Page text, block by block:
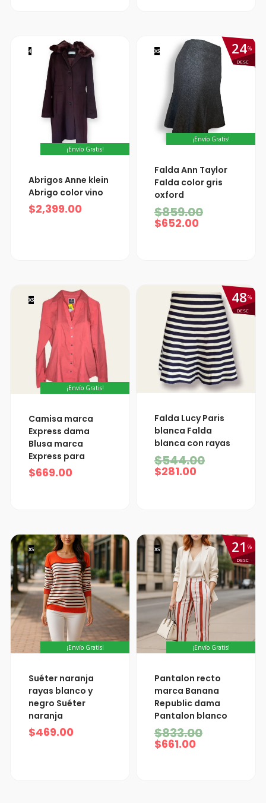
4
¡Envío Gratis!
Abrigos Anne klein
Abrigo color vino
$2,399.00
XS %
DESC
24
¡Envío Gratis!
Falda Ann Taylor
Falda color gris
oxford
$859.00
El
precio
original
$652.00
El
precio
actual
$652.00.
XS
¡Envío Gratis!
Camisa marca
Express dama
Blusa marca
Express para
$669.00
%
DESC
48
Falda Lucy Paris
blanca Falda
blanca con rayas
$544.00
El
precio
original
era:
$281.00
El
precio
actual
es:
$281.00.
XS
¡Envío Gratis!
Suéter naranja
rayas blanco y
negro Suéter
naranja
$469.00
XS %
DESC
21
¡Envío Gratis!
Pantalon recto
marca Banana
Republic dama
Pantalon blanco
$833.00
El
precio
original
era:
$833.00.
$661.00
El
precio
actual
es:
$661.00.